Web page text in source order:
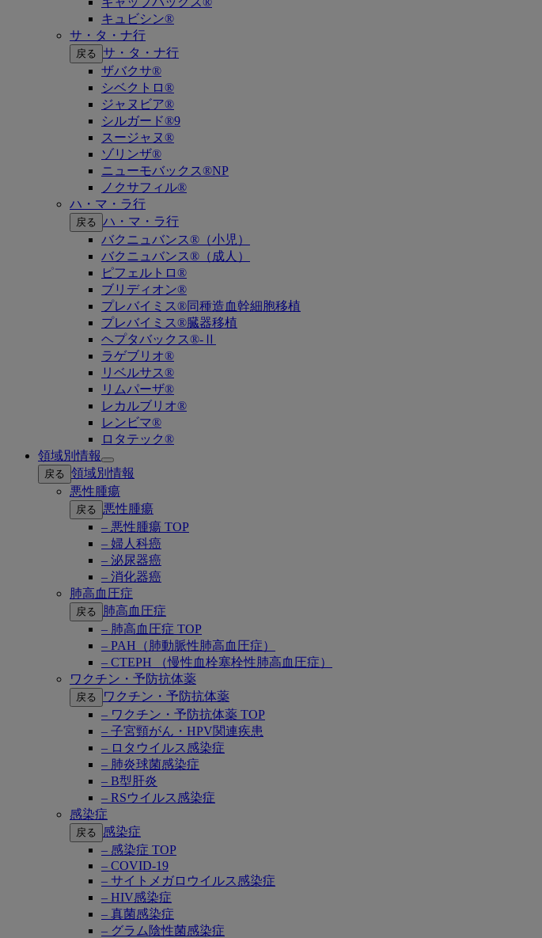
キュビシン®
サ・タ・ナ行
戻る サ・タ・ナ行
ザバクサ®
シベクトロ®
ジャヌビア®
シルガード®9
スージャヌ®
ゾリンザ®
ニューモバックス®NP
ノクサフィル®
ハ・マ・ラ行
戻る ハ・マ・ラ行
バクニュバンス®（小児）
バクニュバンス®（成人）
ピフェルトロ®
ブリディオン®
プレバイミス®同種造血幹細胞移植
プレバイミス®臓器移植
ヘプタバックス®-Ⅱ
ラゲブリオ®
リベルサス®
リムパーザ®
レカルブリオ®
レンビマ®
ロタテック®
領域別情報
Open
submenu
戻る 領域別情報
悪性腫瘍
戻る
悪性腫瘍
– 悪性腫瘍 TOP
– 婦人科癌
– 泌尿器癌
– 消化器癌
肺高血圧症
戻る
肺高血圧症
– 肺高血圧症 TOP
– PAH（肺動脈性肺高血圧症）
– CTEPH （慢性血栓塞栓性肺高血圧症）
ワクチン・予防抗体薬
戻る
ワクチン・予防抗体薬
– ワクチン・予防抗体薬 TOP
– 子宮頸がん・HPV関連疾患
– ロタウイルス感染症
– 肺炎球菌感染症
– B型肝炎
– RSウイルス感染症
感染症
戻る
感染症
– 感染症 TOP
– COVID-19
– サイトメガロウイルス感染症
– HIV感染症
– 真菌感染症
– グラム陰性菌感染症